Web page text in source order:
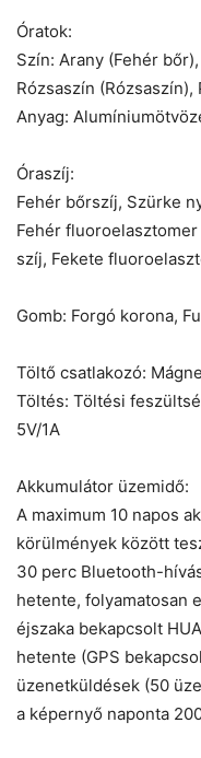
Óratok:
Szín: Arany (Fehér
Rózsaszín (Rózsaszín),
Anyag:
Óraszíj:
Fehér bőrszíj, Szürke
Fehér
szíj, Fekete
Gomb: Forgó korona,
Töltő csatlakozó:
Töltés: Töltési
5V/1A
Akkumulátor üzemidő:
A maximum 10 napos
körülmények között
30 perc Bluetooth-
hetente, folyamatosan
éjszaka bekapcsolt
hetente (GPS
üzenetküldések (50
a képernyő naponta